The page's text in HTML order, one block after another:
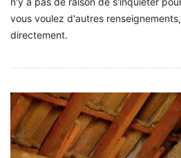
vous voulez d'autres
directement.